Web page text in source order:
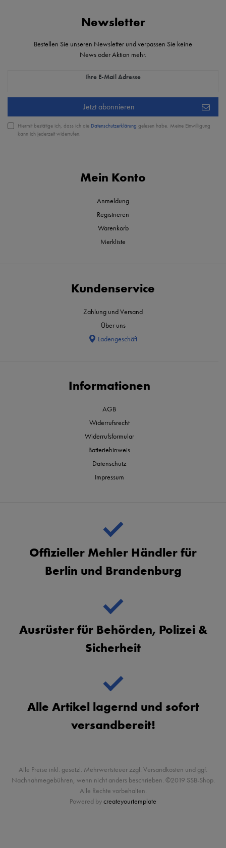
Mein Konto
Anmeldung
Registrieren
Warenkorb
Merkliste
Kundenservice
Zahlung und Versand
Über uns
Ladengeschäft
Informationen
AGB
Widerrufsrecht
Widerrufsformular
Batteriehinweis
Datenschutz
Impressum
Newsletter
Bestellen Sie unseren Newsletter und verpassen Sie keine
News oder Aktion mehr.
Ihre E-Mail Adresse
Newsletter Honig
Jetzt abonnieren
Hiermit bestätige ich, dass ich die Daten­schutz­erklärung gelesen habe. Meine Einwilligung
kann ich jederzeit widerrufen.
Offizieller Mehler Händler für
Berlin und Brandenburg
Ausrüster für Behörden, Polizei &
Sicherheit
Alle Artikel lagernd und sofort
versandbereit!
Alle Preise inkl. gesetzl. Mehrwertsteuer zzgl. Versandkosten und ggf.
Nachnahmegebühren, wenn nicht anders beschrieben. ©2019 SSB-Shop.
Alle Rechte vorbehalten.
Powered bycreateyourtemplate